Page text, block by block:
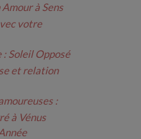
à Sens
votre
Soleil Opposé
et relation
:
à Vénus